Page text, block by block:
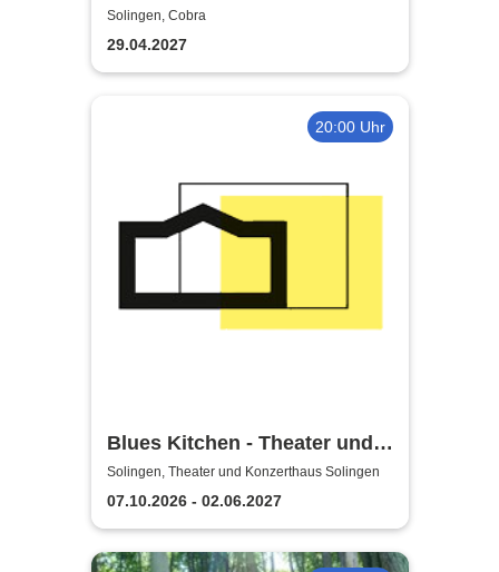
parkt falsch
Solingen, Cobra
29.04.2027
20:00 Uhr
Blues Kitchen - Theater und
Orchester Heidelberg
Solingen, Theater und Konzerthaus Solingen
07.10.2026 - 02.06.2027